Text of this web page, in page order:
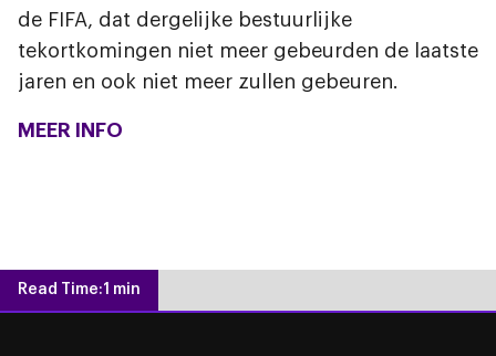
de FIFA, dat dergelijke bestuurlijke
tekortkomingen niet meer gebeurden de laatste
jaren en ook niet meer zullen gebeuren.
MEER INFO
Read Time:1 min